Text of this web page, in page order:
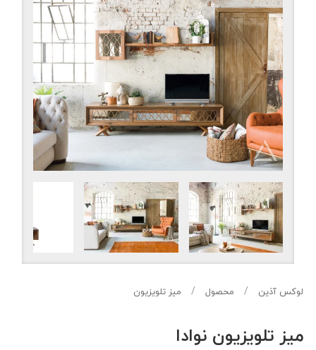
لوکس آذین محصول میز تلویزیون
میز تلویزیون نوادا